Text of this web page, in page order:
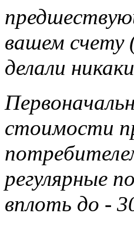
вашем счету
делали
стоимости
регулярные
вплоть до -